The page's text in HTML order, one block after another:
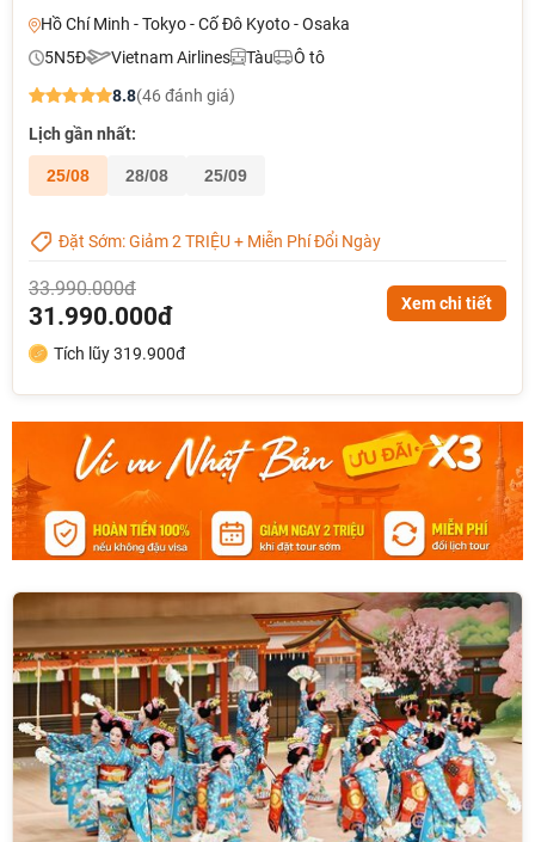
Hồ Chí Minh - Tokyo - Cố Đô Kyoto - Osaka
5N5Đ
Vietnam Airlines Tàu
Ô tô
8.8(46 đánh giá)
Lịch gần nhất:
25/08 28/08 25/09
Đặt Sớm: Giảm 2 TRIỆU + Miễn Phí Đổi Ngày
33.990.000đ
31.990.000đ Xem chi tiết
Tích lũy 319.900đ